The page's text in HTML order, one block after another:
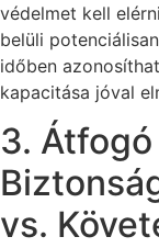
védelmet kell
belüli
időben
kapacitása jóval
3.
vs.